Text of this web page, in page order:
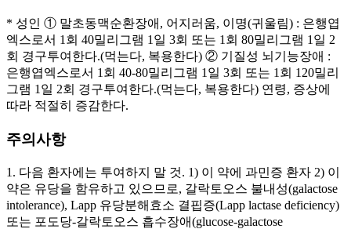
* 성인 ① 말초동맥순환장애, 어지러움, 이명(귀울림) : 은행엽
엑스로서 1회 40밀리그램 1일 3회 또는 1회 80밀리그램 1일 2
회 경구투여한다.(먹는다, 복용한다) ② 기질성 뇌기능장애 :
은행엽엑스로서 1회 40-80밀리그램 1일 3회 또는 1회 120밀리
그램 1일 2회 경구투여한다.(먹는다, 복용한다) 연령, 증상에
따라 적절히 증감한다.
주의사항
1. 다음 환자에는 투여하지 말 것. 1) 이 약에 과민증 환자 2) 이
약은 유당을 함유하고 있으므로, 갈락토오스 불내성(galactose
intolerance), Lapp 유당분해효소 결핍증(Lapp lactase deficiency)
또는 포도당-갈락토오스 흡수장애(glucose-galactose